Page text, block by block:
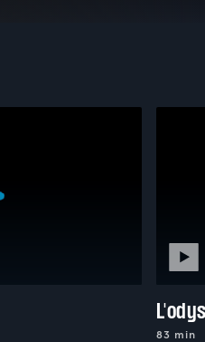
83 min